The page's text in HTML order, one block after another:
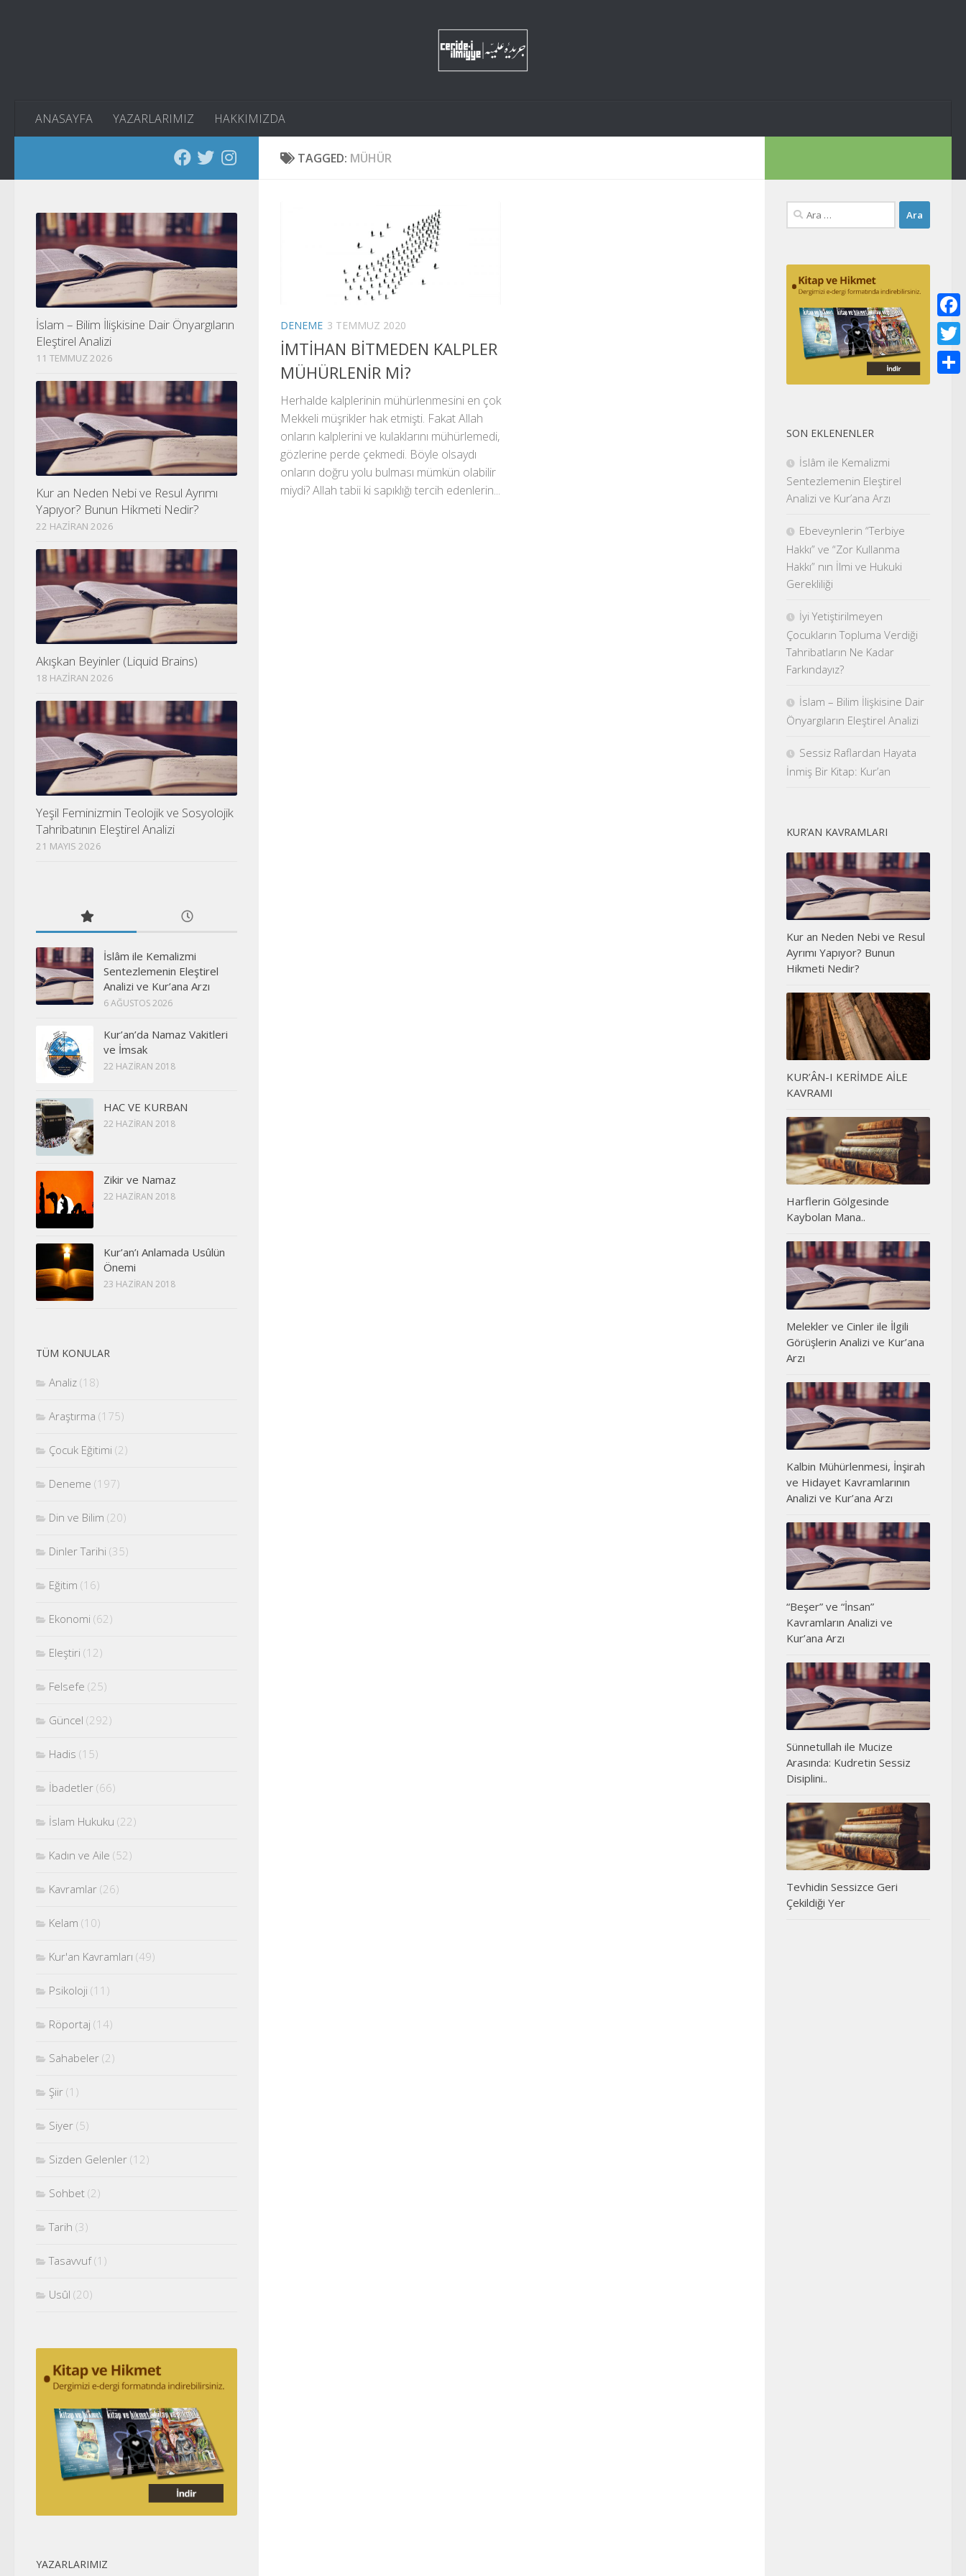
ANASAYFA YAZARLARIMIZ HAKKIMIZDA
TAGGED: MÜHÜR
DENEME 3 TEMMUZ 2020
İMTİHAN BİTMEDEN KALPLER
MÜHÜRLENİR Mİ?
Herhalde kalplerinin mühürlenmesini en çok
Mekkeli müşrikler hak etmişti. Fakat Allah
onların kalplerini ve kulaklarını mühürlemedi,
gözlerine perde çekmedi. Böyle olsaydı
onların doğru yolu bulması mümkün olabilir
miydi? Allah tabii ki sapıklığı tercih edenlerin...
İslam – Bilim İlişkisine Dair Önyargıların
Eleştirel Analizi
11 TEMMUZ 2026
Kur an Neden Nebi ve Resul Ayrımı
Yapıyor? Bunun Hikmeti Nedir?
22 HAZIRAN 2026
Akışkan Beyinler (Liquid Brains)
18 HAZIRAN 2026
Yeşil Feminizmin Teolojik ve Sosyolojik
Tahribatının Eleştirel Analizi
21 MAYIS 2026
İslâm ile Kemalizmi
Sentezlemenin Eleştirel
Analizi ve Kur’ana Arzı
6 AĞUSTOS 2026
Kur’an’da Namaz Vakitleri
ve İmsak
22 HAZIRAN 2018
HAC VE KURBAN
22 HAZIRAN 2018
Zikir ve Namaz
22 HAZIRAN 2018
Kur’an’ı Anlamada Usûlün
Önemi
23 HAZIRAN 2018
TÜM KONULAR
Analiz (18)
Araştırma (175)
Çocuk Eğitimi (2)
Deneme (197)
Din ve Bilim (20)
Dinler Tarihi (35)
Eğitim (16)
Ekonomi (62)
Eleştiri (12)
Felsefe (25)
Güncel (292)
Hadis (15)
İbadetler (66)
İslam Hukuku (22)
Kadın ve Aile (52)
Kavramlar (26)
Kelam (10)
Kur'an Kavramları (49)
Psikoloji (11)
Röportaj (14)
Sahabeler (2)
Şiir (1)
Siyer (5)
Sizden Gelenler (12)
Sohbet (2)
Tarih (3)
Tasavvuf(1)
Usûl (20)
YAZARLARIMIZ
Arama:
SON EKLENENLER
İslâm ile Kemalizmi
Sentezlemenin Eleştirel
Analizi ve Kur’ana Arzı
Ebeveynlerin “Terbiye
Hakkı” ve “Zor Kullanma
Hakkı” nın İlmi ve Hukuki
Gerekliliği
İyi Yetiştirilmeyen
Çocukların Topluma Verdiği
Tahribatların Ne Kadar
Farkındayız?
İslam – Bilim İlişkisine Dair
Önyargıların Eleştirel Analizi
Sessiz Raflardan Hayata
İnmiş Bir Kitap: Kur’an
KUR’AN KAVRAMLARI
Kur an Neden Nebi ve Resul
Ayrımı Yapıyor? Bunun
Hikmeti Nedir?
KUR’ÂN-I KERİMDE AİLE
KAVRAMI
Harflerin Gölgesinde
Kaybolan Mana..
Melekler ve Cinler ile İlgili
Görüşlerin Analizi ve Kur’ana
Arzı
Kalbin Mühürlenmesi, İnşirah
ve Hidayet Kavramlarının
Analizi ve Kur’ana Arzı
“Beşer” ve “İnsan”
Kavramların Analizi ve
Kur’ana Arzı
Sünnetullah ile Mucize
Arasında: Kudretin Sessiz
Disiplini..
Tevhidin Sessizce Geri
Çekildiği Yer